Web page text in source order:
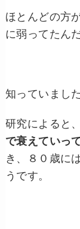
ほとんどの方
に弱ってたん
知っていまし
研究によると、
で衰えていっ
き、８０歳に
うです。